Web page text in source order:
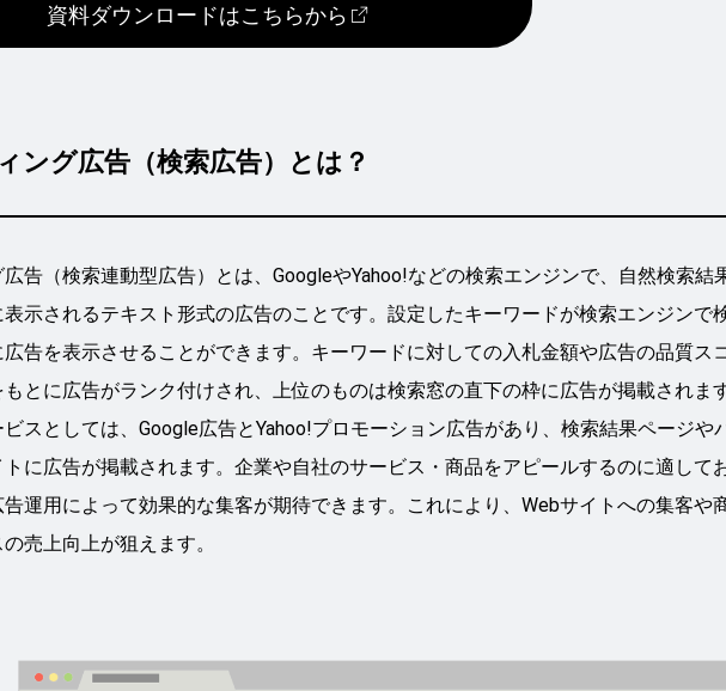
資料ダウンロードはこちらから
ング広告（検索広告）とは？
広告（検索連動型広告）とは、GoogleやYahoo!などの検索エンジンで、自然検索結
示されるテキスト形式の広告のことです。設定したキーワードが検索エンジンで
広告を表示させることができます。キーワードに対しての入札金額や広告の品質ス
とに広告がランク付けされ、上位のものは検索窓の直下の枠に広告が掲載されます
スとしては、Google広告とYahoo!プロモーション広告があり、検索結果ページや
に広告が掲載されます。企業や自社のサービス・商品をアピールするのに適して
告運用によって効果的な集客が期待できます。これにより、Webサイトへの集客や
売上向上が狙えます。